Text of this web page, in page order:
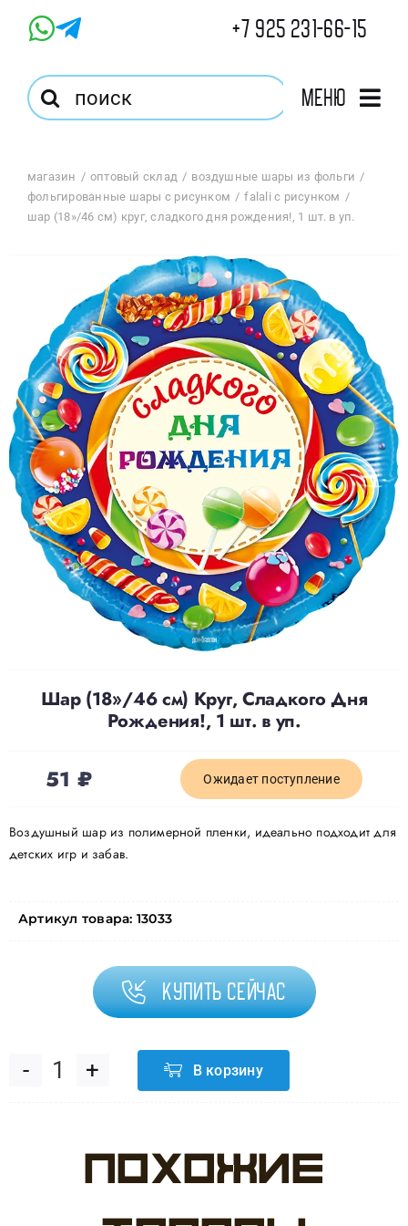
+7 925 231-66-15
Результат
поиска:
Меню
Магазин
Оптовый Магазин
Корзина
Избранное
Доставка
О нас
Отзывы
Политика конфиденциальности
магазин оптовый склад
воздушные шары из фольги
фольгированные шары с рисунком
falali с рисунком
шар (18»/46 см) круг, сладкого дня рождения!, 1 шт. в уп.
Шар (18»/46 см) Круг, Сладкого Дня
Рождения!, 1 шт. в уп.
51 ₽ Ожидает поступление
Воздушный шар из полимерной пленки, идеально подходит для
детских игр и забав.
Артикул товара: 13033
Купить сейчас
Количество
Шар
В корзину
Похожие